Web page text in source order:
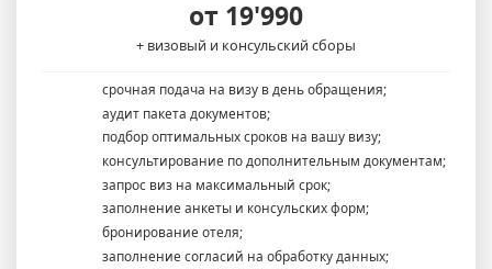
от 19'990
+ визовый и консульский сборы
срочная подача на визу в день обращения;
аудит пакета документов;
подбор оптимальных сроков на вашу визу;
консультирование по дополнительным документам;
запрос виз на максимальный срок;
заполнение анкеты и консульских форм;
бронирование отеля;
заполнение согласий на обработку данных;